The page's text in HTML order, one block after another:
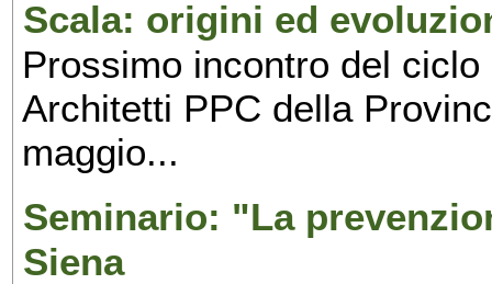
Scala: origini ed
Prossimo incontro del
Architetti PPC della
maggio...
Seminario: "La
Siena